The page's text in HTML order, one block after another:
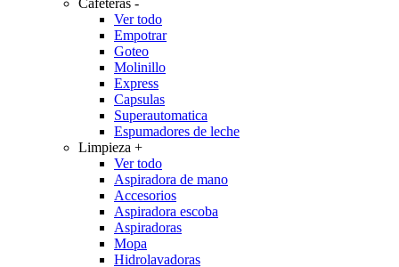
Cafeteras -
Ver todo
Empotrar
Goteo
Molinillo
Express
Capsulas
Superautomatica
Espumadores de leche
Limpieza +
Ver todo
Aspiradora de mano
Accesorios
Aspiradora escoba
Aspiradoras
Mopa
Hidrolavadoras